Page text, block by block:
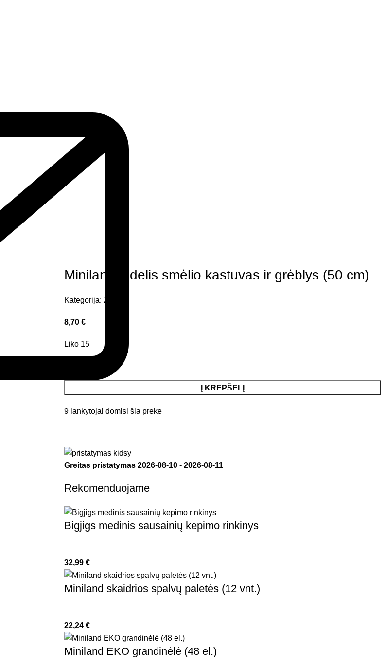
Miniland didelis smėlio kastuvas ir grėblys (50 cm)
Kategorija: Žaislai
8,70 €
Liko 15
Į KREPŠELĮ
9 lankytojai domisi šia preke
Greitas pristatymas 2026-08-10 - 2026-08-11
Rekomenduojame
Bigjigs medinis sausainių kepimo rinkinys
32,99 €
Miniland skaidrios spalvų paletės (12 vnt.)
22,24 €
Miniland EKO grandinėlė (48 el.)